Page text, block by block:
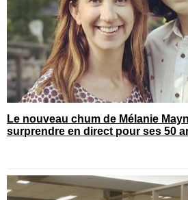
Le nouveau chum de Mélanie
surprendre en direct pour ses 50